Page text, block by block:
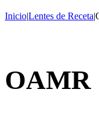
Inicio|Lentes de Receta|
OAMR